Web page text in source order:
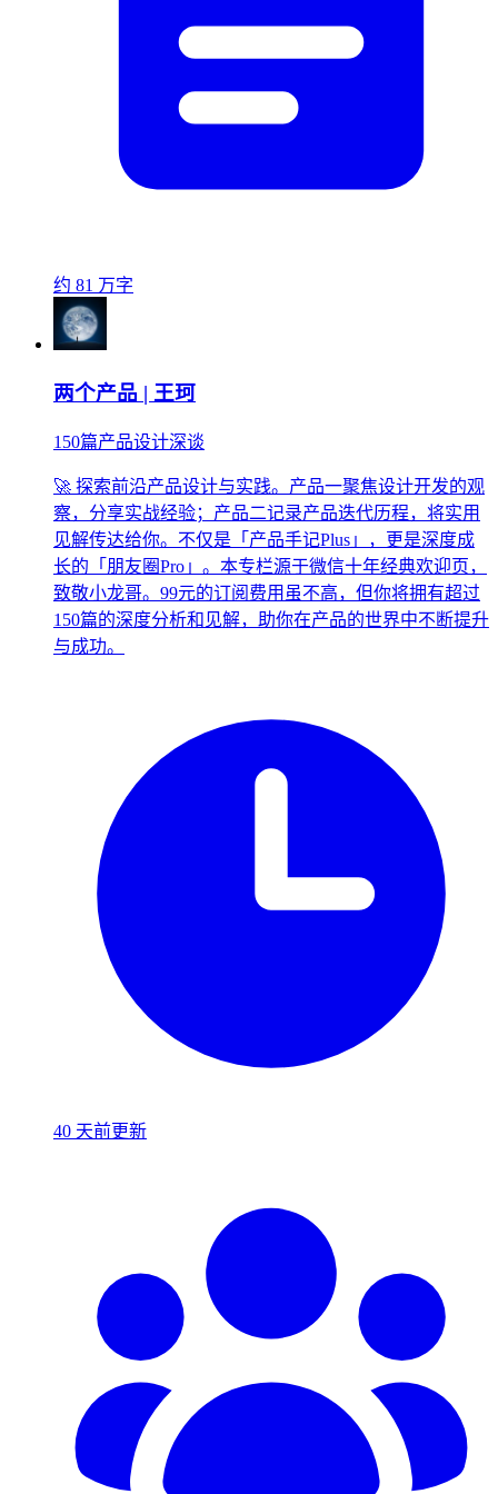
约 81 万字
两个产品 | 王珂
150篇产品设计深谈
🚀 探索前沿产品设计与实践。产品一聚焦设计开发的观
察，分享实战经验；产品二记录产品迭代历程，将实用
见解传达给你。不仅是「产品手记Plus」，更是深度成
长的「朋友圈Pro」。本专栏源于微信十年经典欢迎页，
致敬小龙哥。99元的订阅费用虽不高，但你将拥有超过
150篇的深度分析和见解，助你在产品的世界中不断提升
与成功。
40 天前更新